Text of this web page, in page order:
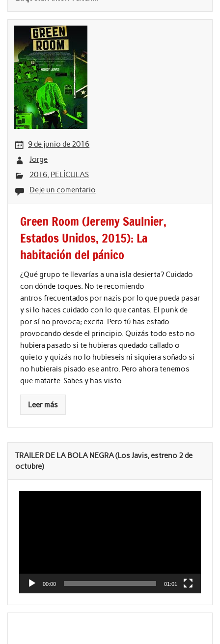
9 de junio de 2016
Jorge
2016, PELÍCULAS
Deje un comentario
Green Room (Jeremy Saulnier,
Estados Unidos, 2015): La
habitación del pánico
¿Qué grupo te llevarías a una isla desierta? Cuidado
con dónde toques. No te recomiendo
antros frecuentados por nazis por lo que pueda pasar
y si lo haces cuidado con lo que cantas. El punk de
por sí no provoca; excita. Pero tú has estado
provocando desde el principio. Quizás todo esto no
hubiera pasado si te hubieras quedado callado o
quieto y quizás no lo hubieseis ni siquiera soñado si
no hubierais pisado ese antro. Pero ahora tenemos
que matarte. Sabes y has visto
Leer más
TRAILER DE LA BOLA NEGRA (Los Javis, estreno 2 de
octubre)
Reproductor
00:00 01:01